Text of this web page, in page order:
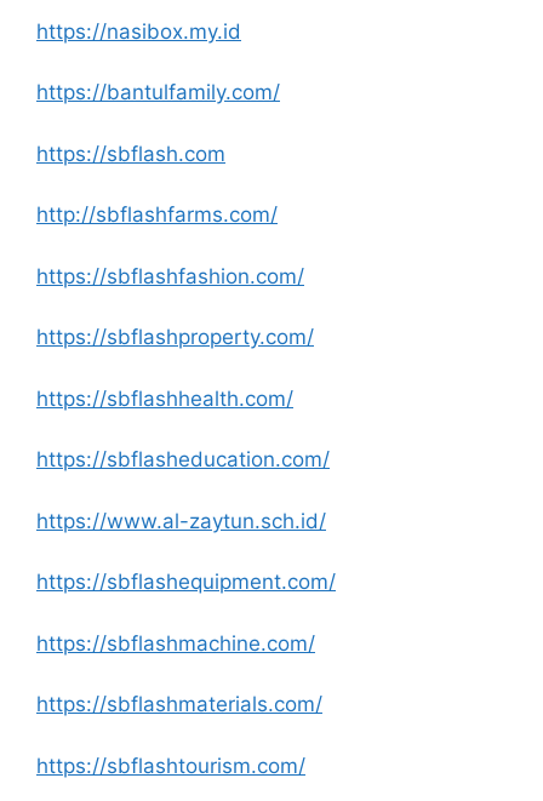
https://nasibox.my.id
https://bantulfamily.com/
https://sbflash.com
http://sbflashfarms.com/
https://sbflashfashion.com/
https://sbflashproperty.com/
https://sbflashhealth.com/
https://sbflasheducation.com/
https://www.al-zaytun.sch.id/
https://sbflashequipment.com/
https://sbflashmachine.com/
https://sbflashmaterials.com/
https://sbflashtourism.com/